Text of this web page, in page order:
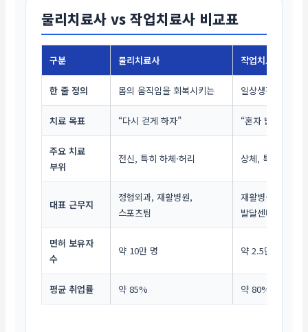
물리치료사 vs 작업치료사 비교표
구분 물리치료사 작업치료사
한 줄 정의 몸의 움직임을 회복시키는 일상생활을 다시
치료 목표 “다시 걷게 하자” “혼자 밥 먹게 하
주요 치료
부위
전신, 특히 하체·허리 상체, 특히 손·팔
대표 근무지
정형외과, 재활병원,
스포츠팀
재활병원, 복지관
발달센터
면허 보유자
수
약 10만 명 약 2.5만 명
평균 취업률 약 85% 약 80% 내외